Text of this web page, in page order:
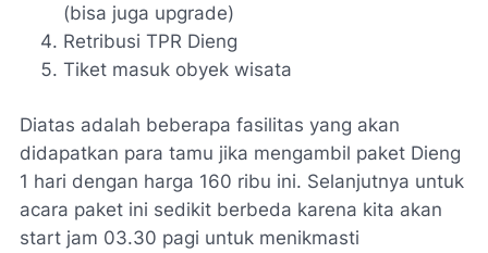
(bisa juga upgrade)
Retribusi TPR Dieng
Tiket masuk obyek wisata
Diatas adalah beberapa fasilitas yang akan
didapatkan para tamu jika mengambil paket Dieng
1 hari dengan harga 160 ribu ini. Selanjutnya untuk
acara paket ini sedikit berbeda karena kita akan
start jam 03.30 pagi untuk menikmasti